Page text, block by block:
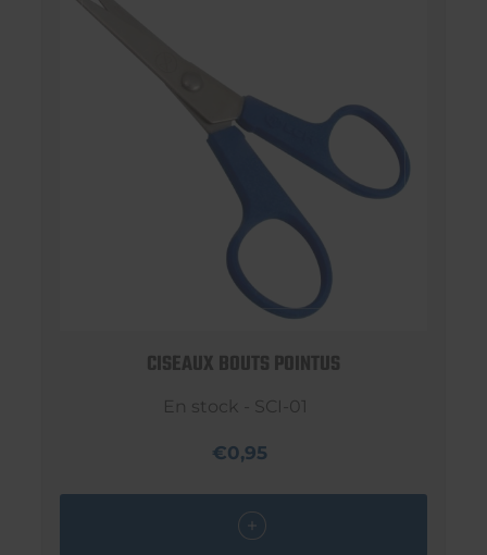
CISEAUX BOUTS POINTUS
En stock - SCI-01
€0,95